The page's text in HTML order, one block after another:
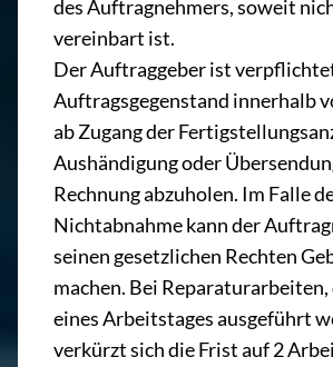
des Auftragnehmers, soweit
vereinbart ist.
Der Auftraggeber ist
Auftragsgegenstand innerhalb
ab Zugang der
Aushändigung oder
Rechnung abzuholen. Im Falle
Nichtabnahme kann der
seinen gesetzlichen Rechten
machen. Bei
eines Arbeitstages ausgeführt
verkürzt sich die Frist auf 2